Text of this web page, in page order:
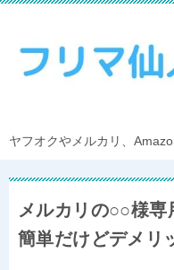
ヤフオクやメルカリ、
メルカリの○○様
簡単だけどデメリ